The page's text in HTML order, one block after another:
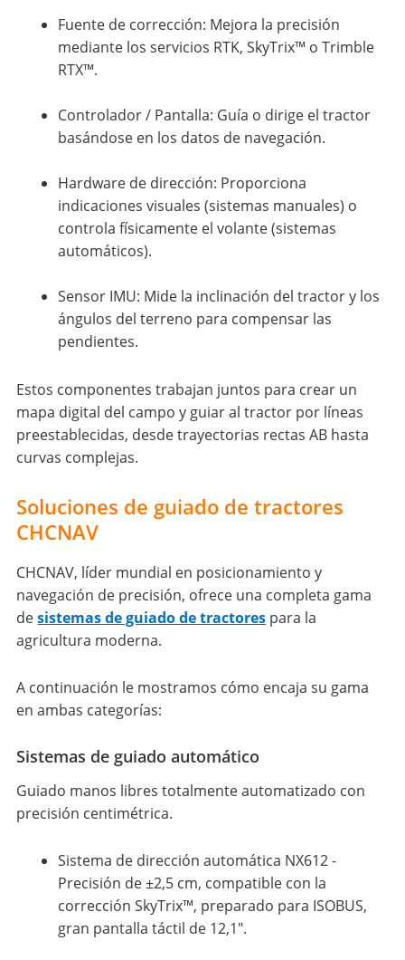
Fuente de corrección: Mejora la precisión
mediante los servicios RTK, SkyTrix™ o Trimble
RTX™.
Controlador / Pantalla: Guía o dirige el tractor
basándose en los datos de navegación.
Hardware de dirección: Proporciona
indicaciones visuales (sistemas manuales) o
controla físicamente el volante (sistemas
automáticos).
Sensor IMU: Mide la inclinación del tractor y los
ángulos del terreno para compensar las
pendientes.
Estos componentes trabajan juntos para crear un
mapa digital del campo y guiar al tractor por líneas
preestablecidas, desde trayectorias rectas AB hasta
curvas complejas.
Soluciones de guiado de tractores
CHCNAV
CHCNAV, líder mundial en posicionamiento y
navegación de precisión, ofrece una completa gama
desistemas de guiado de tractores para la
agricultura moderna.
A continuación le mostramos cómo encaja su gama
en ambas categorías:
Sistemas de guiado automático
Guiado manos libres totalmente automatizado con
precisión centimétrica.
Sistema de dirección automática NX612 -
Precisión de ±2,5 cm, compatible con la
corrección SkyTrix™, preparado para ISOBUS,
gran pantalla táctil de 12,1".